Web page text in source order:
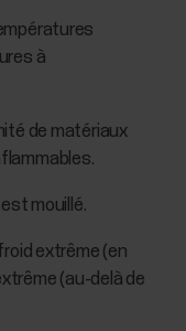
à
de matériaux
mouillé.
extrême (en
(au-delà de